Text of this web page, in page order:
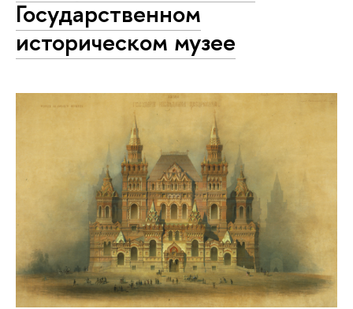
Государственном
историческом музее